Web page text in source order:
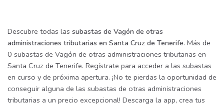
Descubre todas las subastas de Vagón de otras
administraciones tributarias en Santa Cruz de Tenerife. Más de
0 subastas de Vagón de otras administraciones tributarias en
Santa Cruz de Tenerife. Regístrate para acceder a las subastas
en curso y de próxima apertura. ¡No te pierdas la oportunidad de
conseguir alguna de las subastas de otras administraciones
tributarias a un precio excepcional! Descarga la app, crea tus